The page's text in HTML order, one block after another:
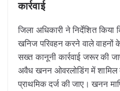
कार्रवाई
जिला अधिकारी ने निर्देशित किया
खनिज परिवहन करने वाले वाहनों
सख्त कानूनी कार्रवाई जरूर की
अवैध खनन ओवरलोडिंग में शामिल
प्राथमिक दर्ज की जाए। खनन